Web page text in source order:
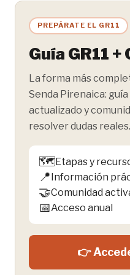
la
entrada:
PREPÁRATE EL GR11
Guía GR11
La forma más
Senda Pirenaica:
actualizado y
resolver dudas reales.
🗺️Etapas y
📍Información
🤝Comunidad
📅Acceso anual
👉